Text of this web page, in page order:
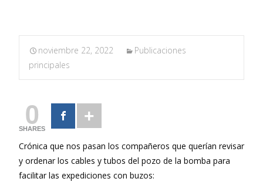
noviembre 22, 2022
Publicaciones
principales
0
SHARES
Crónica que nos pasan los compañeros que querían revisar
y ordenar los cables y tubos del pozo de la bomba para
facilitar las expediciones con buzos: